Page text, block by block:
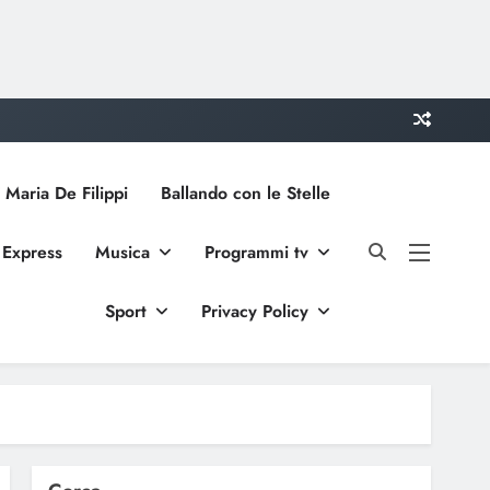
De Filippi Ballando con le Stelle
Musica Programmi tv
Sport Privacy Policy